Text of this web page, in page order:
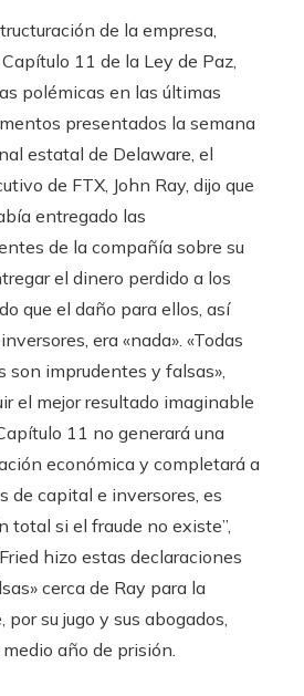
de la empresa,
11 de la Ley de Paz,
polémicas en las últimas
presentados la semana
estatal de Delaware, el
de FTX, John Ray, dijo que
entregado las
de la compañía sobre su
el dinero perdido a los
que el daño para ellos, así
era «nada». «Todas
son imprudentes y falsas»,
el mejor resultado imaginable
11 no generará una
económica y completará a
de capital e inversores, es
total si el fraude no existe”,
hizo estas declaraciones
cerca de Ray para la
por su jugo y sus abogados,
año de prisión.